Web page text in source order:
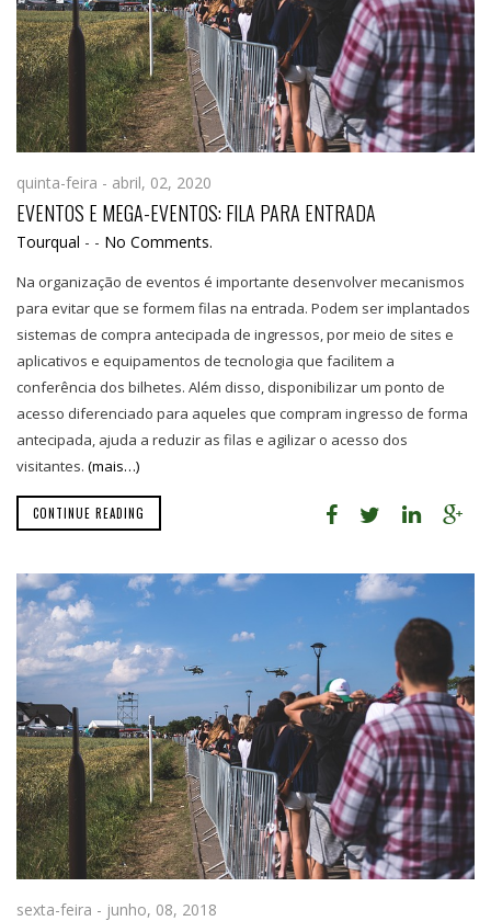
quinta-feira - abril, 02, 2020
EVENTOS E MEGA-EVENTOS: FILA PARA ENTRADA
Tourqual - - No Comments.
Na organização de eventos é importante desenvolver mecanismos
para evitar que se formem filas na entrada. Podem ser implantados
sistemas de compra antecipada de ingressos, por meio de sites e
aplicativos e equipamentos de tecnologia que facilitem a
conferência dos bilhetes. Além disso, disponibilizar um ponto de
acesso diferenciado para aqueles que compram ingresso de forma
antecipada, ajuda a reduzir as filas e agilizar o acesso dos
visitantes. (mais…)
CONTINUE READING
sexta-feira - junho, 08, 2018